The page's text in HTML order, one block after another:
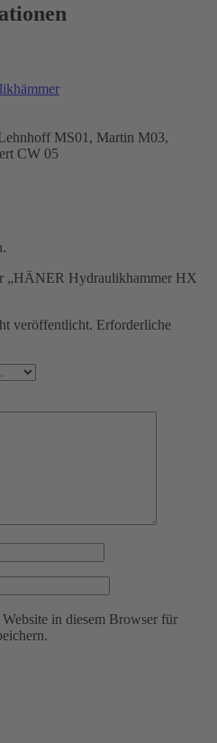
MS01, Martin M03,
CW 05
„HÄNER Hydraulikhammer HX
veröffentlicht. Erforderliche
in diesem Browser für